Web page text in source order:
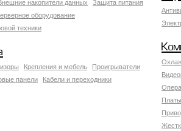
накопители данных
Защита питания
оборудование
техники
Крепления и мебель
Проигрыватели
панели Кабели и переходники